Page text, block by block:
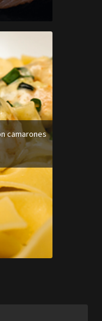
camarones